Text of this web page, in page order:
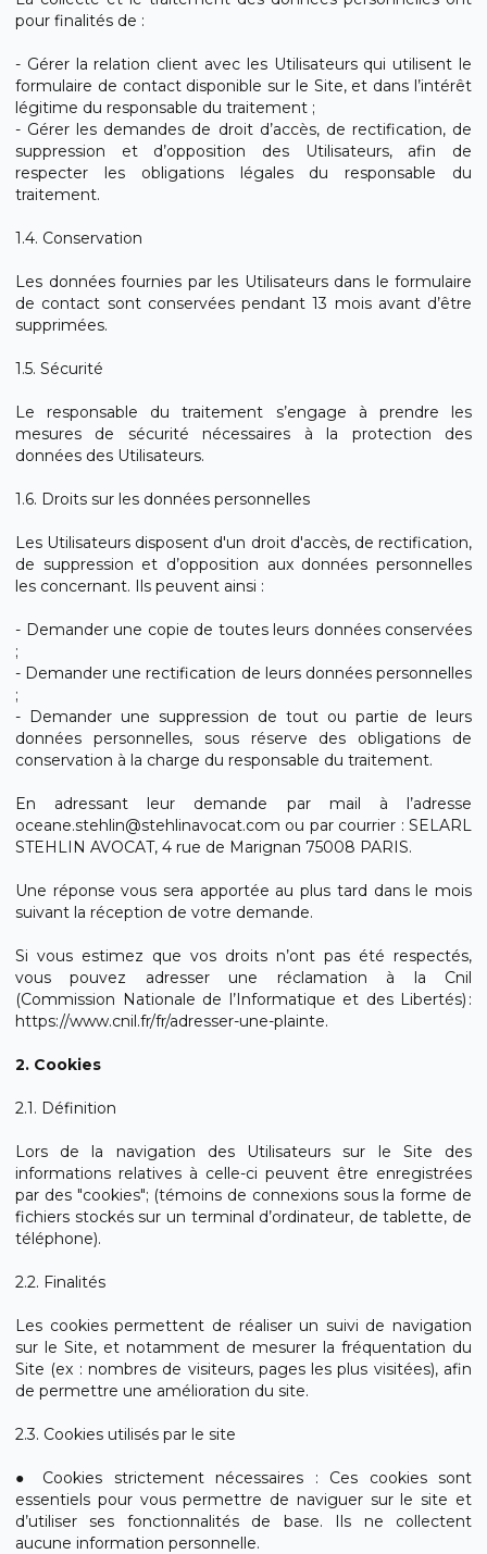
pour finalités de :
- Gérer la relation client avec les Utilisateurs qui utilisent le
formulaire de contact disponible sur le Site, et dans l’intérêt
légitime du responsable du traitement ;
- Gérer les demandes de droit d’accès, de rectification, de
suppression et d’opposition des Utilisateurs, afin de
respecter les obligations légales du responsable du
traitement.
1.4. Conservation
Les données fournies par les Utilisateurs dans le formulaire
de contact sont conservées pendant 13 mois avant d’être
supprimées.
1.5. Sécurité
Le responsable du traitement s’engage à prendre les
mesures de sécurité nécessaires à la protection des
données des Utilisateurs.
1.6. Droits sur les données personnelles
Les Utilisateurs disposent d'un droit d'accès, de rectification,
de suppression et d’opposition aux données personnelles
les concernant. Ils peuvent ainsi :
- Demander une copie de toutes leurs données conservées
;
- Demander une rectification de leurs données personnelles
;
- Demander une suppression de tout ou partie de leurs
données personnelles, sous réserve des obligations de
conservation à la charge du responsable du traitement.
En adressant leur demande par mail à l’adresse
oceane.stehlin@stehlinavocat.com ou par courrier : SELARL
STEHLIN AVOCAT, 4 rue de Marignan 75008 PARIS.
Une réponse vous sera apportée au plus tard dans le mois
suivant la réception de votre demande.
Si vous estimez que vos droits n’ont pas été respectés,
vous pouvez adresser une réclamation à la Cnil
(Commission Nationale de l’Informatique et des Libertés) :
https://www.cnil.fr/fr/adresser-une-plainte.
2. Cookies
2.1. Définition
Lors de la navigation des Utilisateurs sur le Site des
informations relatives à celle-ci peuvent être enregistrées
par des "cookies"; (témoins de connexions sous la forme de
fichiers stockés sur un terminal d’ordinateur, de tablette, de
téléphone).
2.2. Finalités
Les cookies permettent de réaliser un suivi de navigation
sur le Site, et notamment de mesurer la fréquentation du
Site (ex : nombres de visiteurs, pages les plus visitées), afin
de permettre une amélioration du site.
2.3. Cookies utilisés par le site
● Cookies strictement nécessaires : Ces cookies sont
essentiels pour vous permettre de naviguer sur le site et
d’utiliser ses fonctionnalités de base. Ils ne collectent
aucune information personnelle.